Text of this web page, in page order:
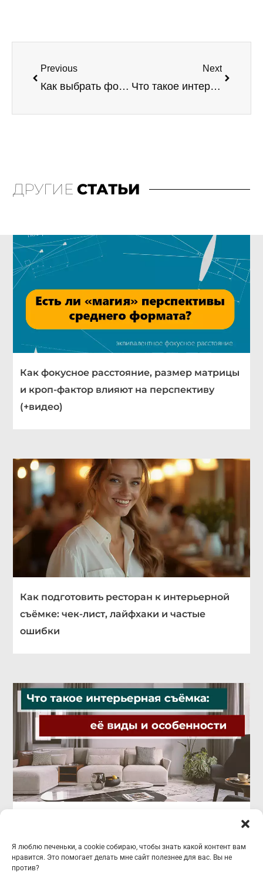
Я люблю печеньки, а cookie собираю, чтобы знать какой контент вам
нравится. Это помогает делать мне сайт полезнее для вас. Вы не
против?
Previous
Как выбрать фотографа для интерьерной съёмки вашего проекта (+видео)
Next
Что такое интерьерная съёмка: её виды и особенности
ДРУГИЕСТАТЬИ
Как фокусное расстояние, размер матрицы
и кроп-фактор влияют на перспективу
(+видео)
Как подготовить ресторан к интерьерной
съёмке: чек-лист, лайфхаки и частые
ошибки